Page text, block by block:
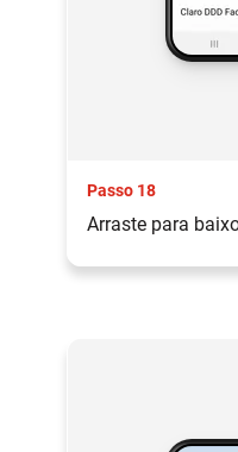
Passo 18
Arraste para